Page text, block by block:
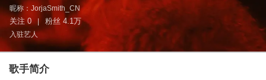
昵称： JorjaSmith_CN
关注 0 | 粉丝 4.1万
入驻艺人
歌手简介